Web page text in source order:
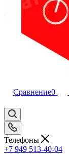
Сравнение0
Телефоны
+7 949 513-40-04